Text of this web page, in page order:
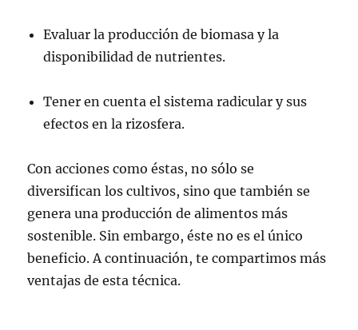
Evaluar la producción de biomasa y la
disponibilidad de nutrientes.
Tener en cuenta el sistema radicular y sus
efectos en la rizosfera.
Con acciones como éstas, no sólo se
diversifican los cultivos, sino que también se
genera una producción de alimentos más
sostenible. Sin embargo, éste no es el único
beneficio. A continuación, te compartimos más
ventajas de esta técnica.